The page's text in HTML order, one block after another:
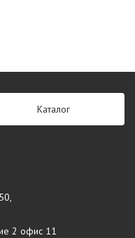
Каталог
2 офис 11